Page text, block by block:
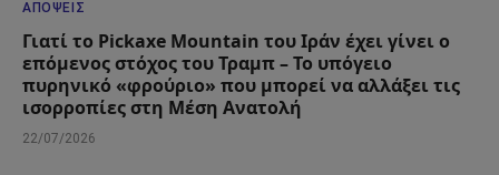
ΑΠΌΨΕΙΣ
Γιατί το Pickaxe Mountain του Ιράν έχει γίνει ο
επόμενος στόχος του Τραμπ – Το υπόγειο
πυρηνικό «φρούριο» που μπορεί να αλλάξει τις
ισορροπίες στη Μέση Ανατολή
22/07/2026